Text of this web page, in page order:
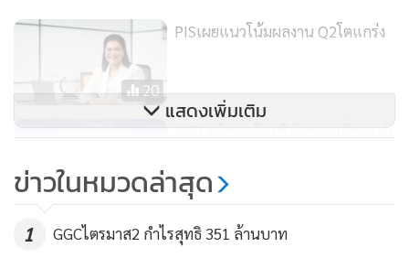
ประกาศนียบัตร “Carbon Footprint for Organization
(CFO)” จากองค์การบริหารจัดการก๊าซเรือนกระจก ร่วมเป็น
องค์กรประกาศเจตนารมณ์เครือข่ายอนุรักษ์พลังงาน “Energy
Beyond Standards 2025” กับ กระทรวงพลังงาน ซึ่งบริษัทยังได้
รับรางวัลองค์กรต้นแบบสุขภาวะ “ระดับเป็นเลิศ” เพื่อคุณภาพ
ต่อต้านคอร์รัปชันของภาคเอกชนไทย (CAC) ซึ่งมีบริษัทที่ผ่าน
การรับรองเพียง 72 รายเท่านั้น
20
PISเผยแนวโน้มผลงาน Q2โตแกร่ง
40
NER คว้ารางวัล บริษัทยอดเยี่ยมแห่ง
ตอกย้ำความสำเร็จมุ่งสร้างผล
ตอบแทนอย่างยั่งยืน
AITไตรมาสแรกกวาดรายได้
แสดงเพิ่มเติม
ข่าวในหมวดล่าสุด
1 GGCไตรมาส2 กำไรสุทธิ 351 ล้านบาท